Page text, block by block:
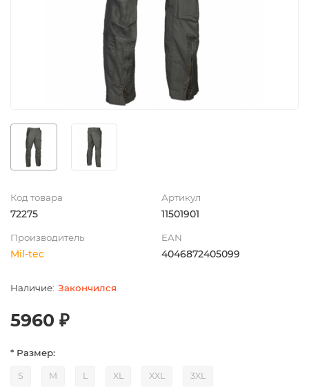
Код товара
72275
Артикул
11501901
Производитель
Mil-tec
EAN
4046872405099
Закончился
5960 ₽
* Размер:
S M L XL XXL 3XL